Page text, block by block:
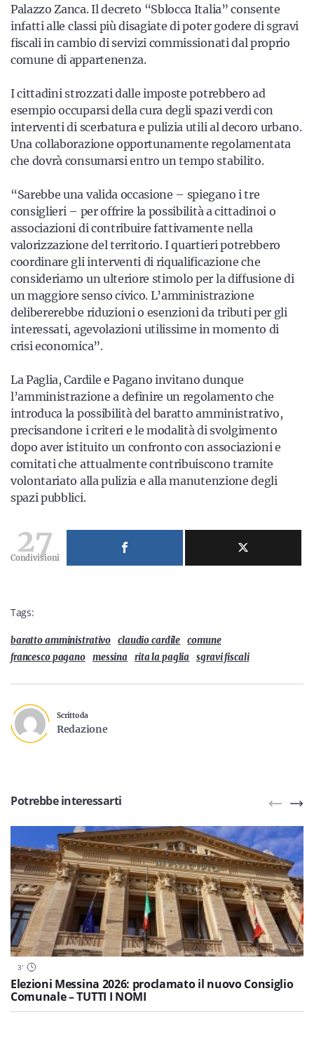
Palazzo Zanca. Il decreto “Sblocca Italia” consente
infatti alle classi più disagiate di poter godere di sgravi
fiscali in cambio di servizi commissionati dal proprio
comune di appartenenza.
I cittadini strozzati dalle imposte potrebbero ad
esempio occuparsi della cura degli spazi verdi con
interventi di scerbatura e pulizia utili al decoro urbano.
Una collaborazione opportunamente regolamentata
che dovrà consumarsi entro un tempo stabilito.
“Sarebbe una valida occasione – spiegano i tre
consiglieri – per offrire la possibilità a cittadinoi o
associazioni di contribuire fattivamente nella
valorizzazione del territorio. I quartieri potrebbero
coordinare gli interventi di riqualificazione che
consideriamo un ulteriore stimolo per la diffusione di
un maggiore senso civico. L’amministrazione
delibererebbe riduzioni o esenzioni da tributi per gli
interessati, agevolazioni utilissime in momento di
crisi economica”.
La Paglia, Cardile e Pagano invitano dunque
l’amministrazione a definire un regolamento che
introduca la possibilità del baratto amministrativo,
precisandone i criteri e le modalità di svolgimento
dopo aver istituito un confronto con associazioni e
comitati che attualmente contribuiscono tramite
volontariato alla pulizia e alla manutenzione degli
spazi pubblici.
27
Condivisioni
Tags:
baratto amministrativo claudio cardile
comune
francesco pagano messina rita la paglia sgravi fiscali
Scritto da
Redazione
Potrebbe interessarti
3'
Elezioni Messina 2026: proclamato il nuovo Consiglio
Comunale – TUTTI I NOMI